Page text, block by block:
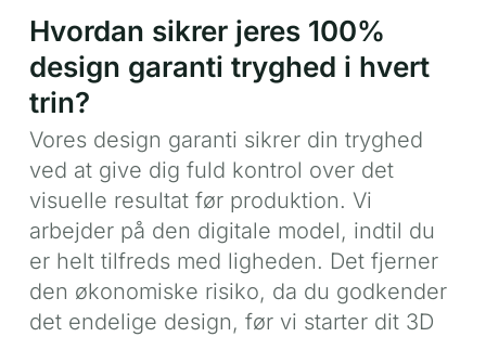
Hvordan sikrer jeres 100%
design garanti tryghed i hvert
trin?
Vores design garanti sikrer din tryghed
ved at give dig fuld kontrol over det
visuelle resultat før produktion. Vi
arbejder på den digitale model, indtil du
er helt tilfreds med ligheden. Det fjerner
den økonomiske risiko, da du godkender
det endelige design, før vi starter dit 3D